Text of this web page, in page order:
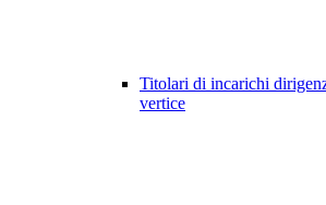
Titolari di incarichi
vertice